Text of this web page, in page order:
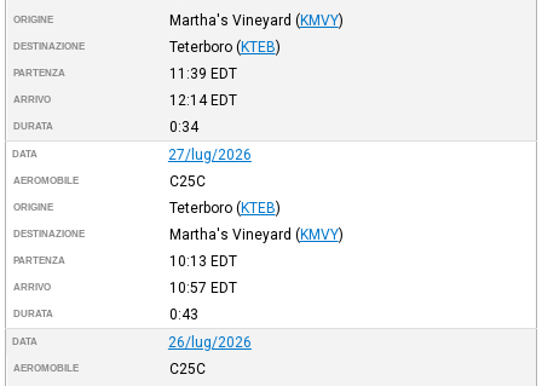
ORIGINE Martha's Vineyard (KMVY)
DESTINAZIONE Teterboro (KTEB)
PARTENZA 11:39 EDT
ARRIVO 12:14 EDT
DURATA 0:34
DATA 27/lug/2026
AEROMOBILE C25C
ORIGINE Teterboro (KTEB)
DESTINAZIONE Martha's Vineyard (KMVY)
PARTENZA 10:13 EDT
ARRIVO 10:57 EDT
DURATA 0:43
DATA 26/lug/2026
AEROMOBILE C25C